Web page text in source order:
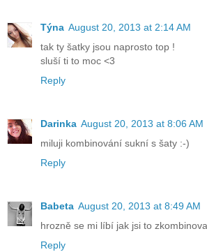
Týna August 20, 2013 at 2:14 AM
tak ty šatky jsou naprosto top !
sluší ti to moc <3
Reply
Darinka August 20, 2013 at 8:06 AM
miluji kombinování sukní s šaty :-)
Reply
Babeta August 20, 2013 at 8:49 AM
hrozně se mi líbí jak jsi to
Reply